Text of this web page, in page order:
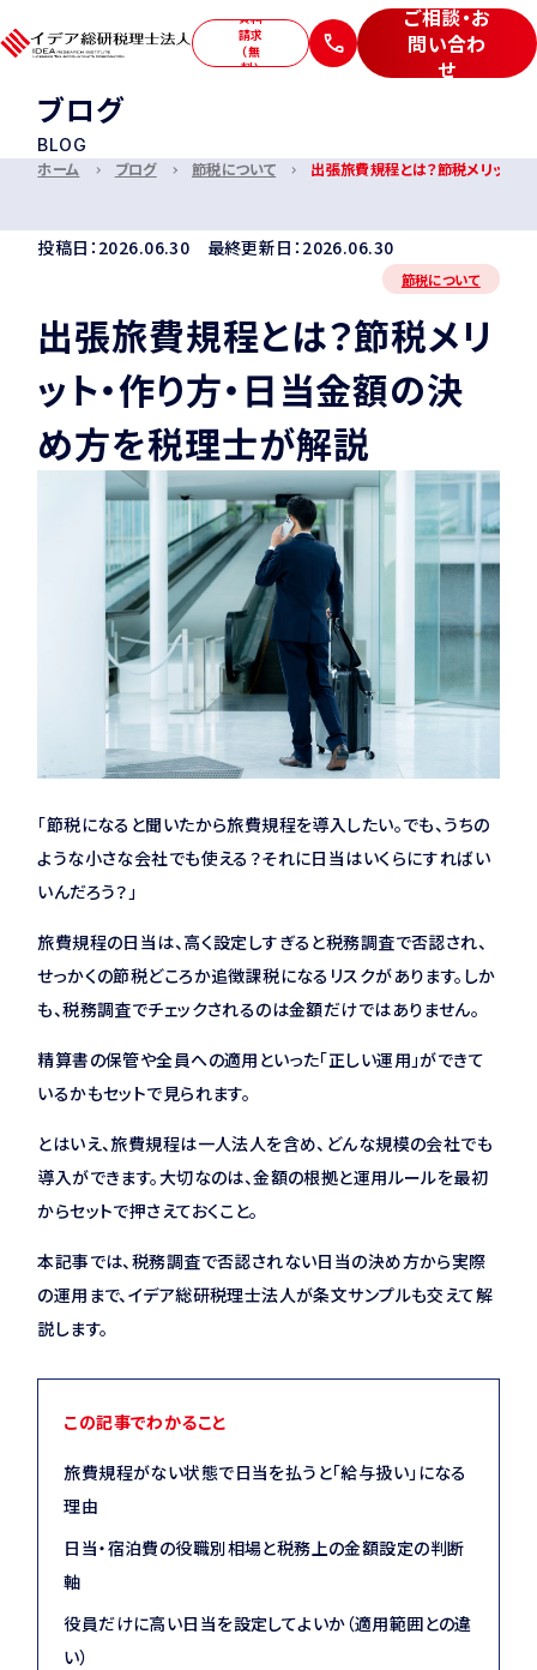
サービス
私たちについて
ブログ
ご相談・お問い合わせ
特定商取引法に基づく表記プライバシーポリシー
サイトマップ
資料
請求
（無
料）
ご相談・お
問い合わ
せ
ブログ
BLOG
ホーム ブログ 節税について 出張旅費規程とは？節税メリット
投稿日：2026.06.30 最終更新日：2026.06.30
節税について
出張旅費規程とは？節税メリ
ット・作り方・日当金額の決
め方を税理士が解説
「節税になると聞いたから旅費規程を導入したい。でも、うちの
ような小さな会社でも使える？それに日当はいくらにすればい
いんだろう？」
旅費規程の日当は、高く設定しすぎると税務調査で否認され、
せっかくの節税どころか追徴課税になるリスクがあります。しか
も、税務調査でチェックされるのは金額だけではありません。
精算書の保管や全員への適用といった「正しい運用」ができて
いるかもセットで見られます。
とはいえ、旅費規程は一人法人を含め、どんな規模の会社でも
導入ができます。大切なのは、金額の根拠と運用ルールを最初
からセットで押さえておくこと。
本記事では、税務調査で否認されない日当の決め方から実際
の運用まで、イデア総研税理士法人が条文サンプルも交えて解
説します。
この記事でわかること
旅費規程がない状態で日当を払うと「給与扱い」になる
理由
日当・宿泊費の役職別相場と税務上の金額設定の判断
軸
役員だけに高い日当を設定してよいか（適用範囲との違
い）